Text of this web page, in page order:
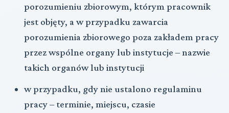
porozumieniu zbiorowym, którym pracownik
jest objęty, a w przypadku zawarcia
porozumienia zbiorowego poza zakładem pracy
przez wspólne organy lub instytucje – nazwie
takich organów lub instytucji
w przypadku, gdy nie ustalono regulaminu
pracy – terminie, miejscu, czasie